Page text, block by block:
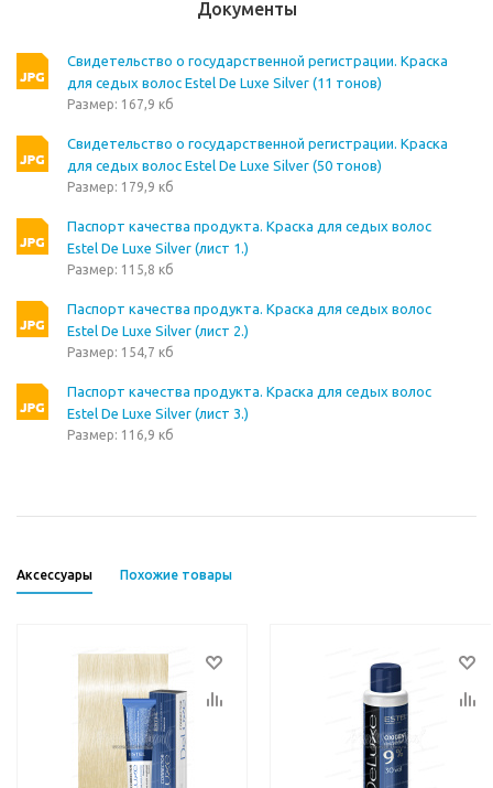
Документы
Свидетельство о государственной регистрации. Краска
для седых волос Estel De Luxe Silver (11 тонов)
Размер: 167,9 кб
Свидетельство о государственной регистрации. Краска
для седых волос Estel De Luxe Silver (50 тонов)
Размер: 179,9 кб
Паспорт качества продукта. Краска для седых волос
Estel De Luxe Silver (лист 1.)
Размер: 115,8 кб
Паспорт качества продукта. Краска для седых волос
Estel De Luxe Silver (лист 2.)
Размер: 154,7 кб
Паспорт качества продукта. Краска для седых волос
Estel De Luxe Silver (лист 3.)
Размер: 116,9 кб
Аксессуары Похожие товары